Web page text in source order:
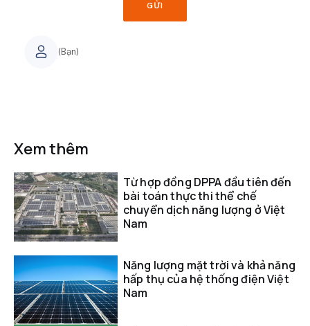
(Bạn)
GỬI
Xem thêm
Từ hợp đồng DPPA đầu tiên đến
bài toán thực thi thể chế
chuyển dịch năng lượng ở Việt
Nam
Năng lượng mặt trời và khả năng
hấp thụ của hệ thống điện Việt
Nam